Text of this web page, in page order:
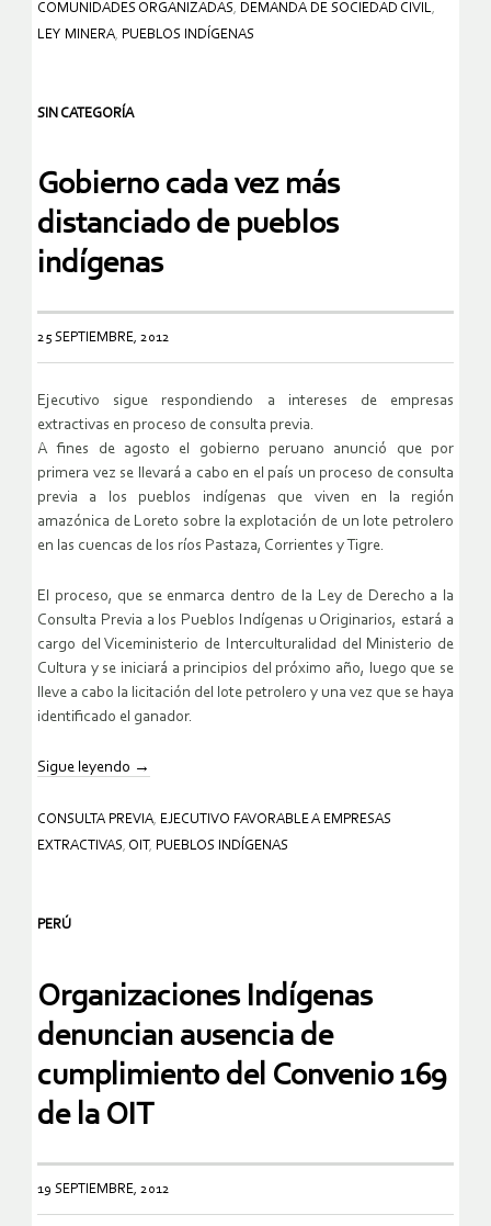
COMUNIDADES ORGANIZADAS, DEMANDA DE SOCIEDAD CIVIL,
LEY MINERA, PUEBLOS INDÍGENAS
SIN CATEGORÍA
Gobierno cada vez más
distanciado de pueblos
indígenas
25 SEPTIEMBRE, 2012
Ejecutivo sigue respondiendo a intereses de empresas
extractivas en proceso de consulta previa.
A fines de agosto el gobierno peruano anunció que por
primera vez se llevará a cabo en el país un proceso de consulta
previa a los pueblos indígenas que viven en la región
amazónica de Loreto sobre la explotación de un lote petrolero
en las cuencas de los ríos Pastaza, Corrientes y Tigre.
El proceso, que se enmarca dentro de la Ley de Derecho a la
Consulta Previa a los Pueblos Indígenas u Originarios, estará a
cargo del Viceministerio de Interculturalidad del Ministerio de
Cultura y se iniciará a principios del próximo año, luego que se
lleve a cabo la licitación del lote petrolero y una vez que se haya
identificado el ganador.
Sigue leyendo →
CONSULTA PREVIA, EJECUTIVO FAVORABLE A EMPRESAS
EXTRACTIVAS, OIT , PUEBLOS INDÍGENAS
PERÚ
Organizaciones Indígenas
denuncian ausencia de
cumplimiento del Convenio 169
de la OIT
19 SEPTIEMBRE, 2012